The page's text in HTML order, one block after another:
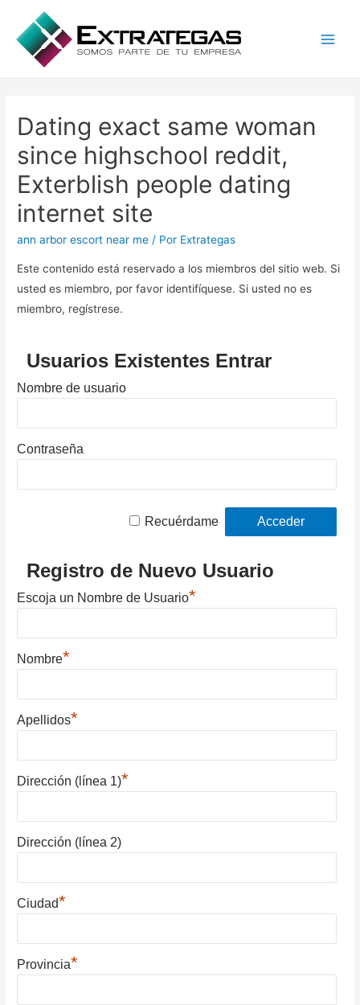
Dating exact same woman
since highschool reddit,
Exterblish people dating
internet site
ann arbor escort near me / Por Extrategas
Este contenido está reservado a los miembros del sitio web. Si
usted es miembro, por favor identifíquese. Si usted no es
miembro, regístrese.
Usuarios Existentes Entrar
Nombre de usuario
Contraseña
Recuérdame
Registro de Nuevo Usuario
Escoja un Nombre de Usuario*
Nombre*
Apellidos*
Dirección (línea 1)*
Dirección (línea 2)
Ciudad*
Provincia*